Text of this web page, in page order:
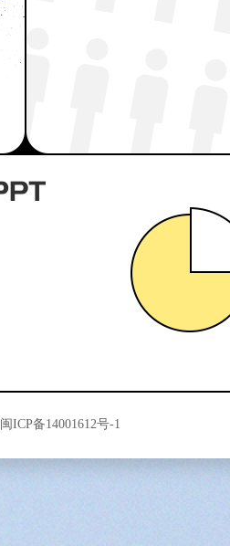
闽ICP备14001612号-1